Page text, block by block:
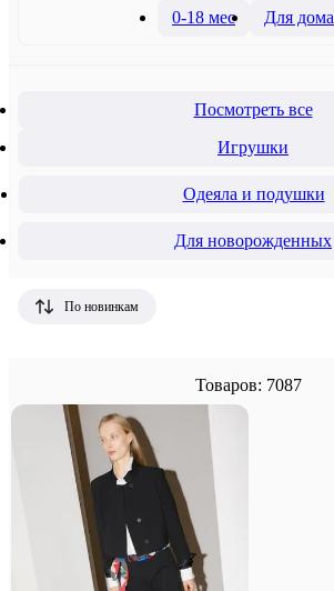
0-18 мес
Для дома
Посмотреть все
Игрушки
Одеяла и подушки
Для новорожденных
По новинкам
Товаров: 7087